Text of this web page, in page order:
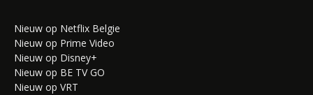
Nieuw op Netflix Belgie
Nieuw op Prime Video
Nieuw op Disney+
Nieuw op BE TV GO
Nieuw op VRT